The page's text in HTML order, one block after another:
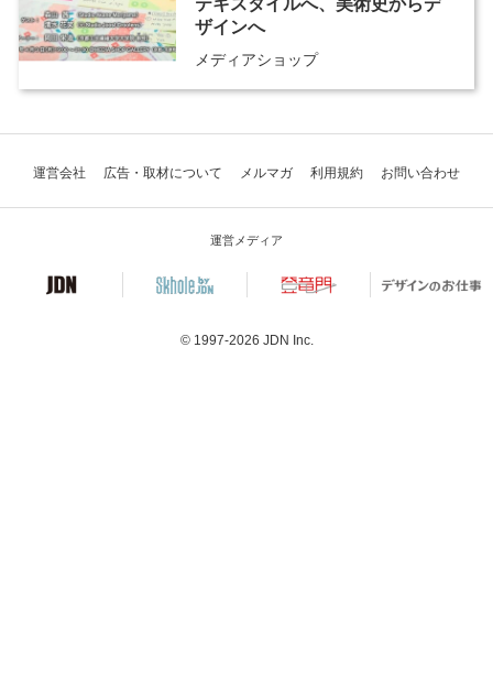
テキスタイルへ、美術史からデ
ザインへ
メディアショップ
運営会社 広告・取材について メルマガ 利用規約 お問い合わせ
運営メディア
© 1997-2026 JDN Inc.